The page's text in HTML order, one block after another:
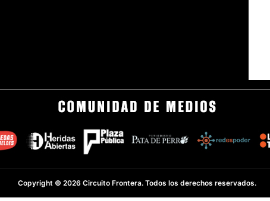
Copyright © 2026 Circuito Frontera. Todos los derechos reservados.